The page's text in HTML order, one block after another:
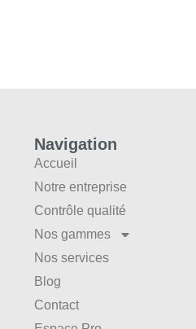
Navigation
Accueil
Notre entreprise
Contrôle qualité
Nos gammes
Nos services
Blog
Contact